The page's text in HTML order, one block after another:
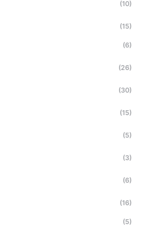
(10)
(15)
(6)
(26)
(30)
(15)
(5)
(3)
(6)
(16)
(5)